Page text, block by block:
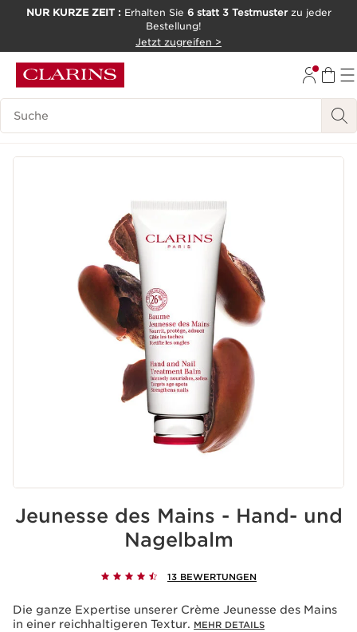
NUR KURZE ZEIT : Erhalten Sie 6 statt 3 Testmusterzu jeder
Bestellung!
Jetzt zugreifen >
Legende suchen
Jeunesse des Mains - Hand- und
Nagelbalm
13 BEWERTUNGEN
Die ganze Expertise unserer Crème Jeunesse des Mains
in einer reichhaltigeren Textur. MEHR DETAILS